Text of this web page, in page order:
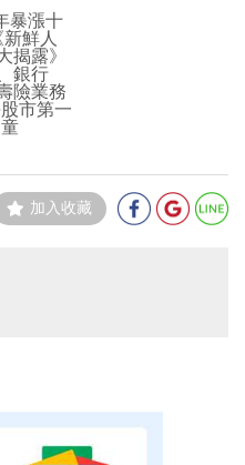
暴漲十
鮮人
揭露》
銀行
險業務
市第一
加入收藏